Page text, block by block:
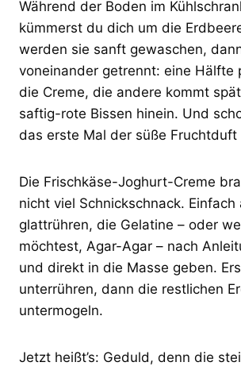
Während der Boden im
kümmerst du dich um die
werden sie sanft gewaschen,
voneinander getrennt: eine Hälfte
die Creme, die andere kommt
saftig-rote Bissen hinein. Und
das erste Mal der süße Fruchtduft
Die Frischkäse-Joghurt-Creme
nicht viel Schnickschnack. Einfach
glattrühren, die Gelatine – oder
möchtest, Agar-Agar – nach
und direkt in die Masse geben.
unterrühren, dann die restlichen
untermogeln.
Jetzt heißt’s: Geduld, denn die